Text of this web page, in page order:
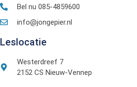
Bel nu 085-4859600
info@jongepier.nl
Leslocatie
Westerdreef 7
2152 CS Nieuw-Vennep